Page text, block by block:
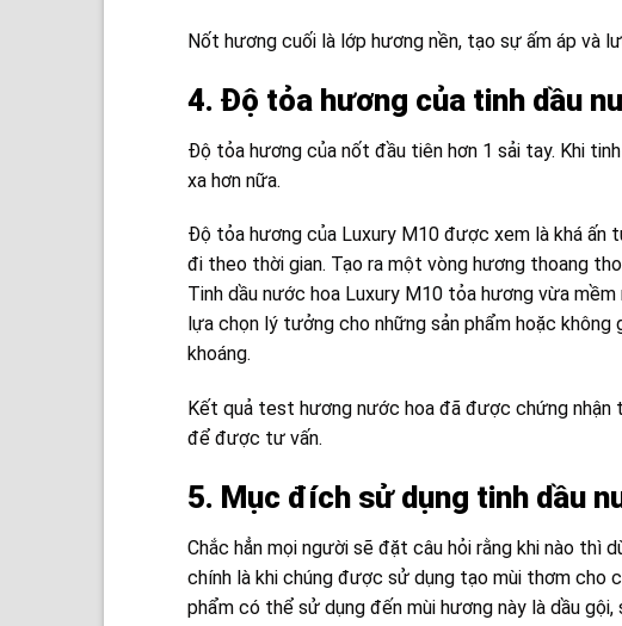
Nốt hương cuối là lớp hương nền, tạo sự ấm áp và
4. Độ tỏa hương của tinh dầu
Độ tỏa hương của nốt đầu tiên hơn 1 sải tay. Khi
xa hơn nữa.
Độ tỏa hương của Luxury M10 được xem là khá ấn
đi theo thời gian. Tạo ra một vòng hương thoang
Tinh dầu nước hoa Luxury M10 tỏa hương vừa
lựa chọn lý tưởng cho những sản phẩm hoặc
khoáng.
Kết quả test hương nước hoa đã được chứng nhận
để được tư vấn.
5. Mục đích sử dụng tinh dầu
Chắc hẳn mọi người sẽ đặt câu hỏi rằng khi nào thì
chính là khi chúng được sử dụng tạo mùi thơm cho
phẩm có thể sử dụng đến mùi hương này là dầu